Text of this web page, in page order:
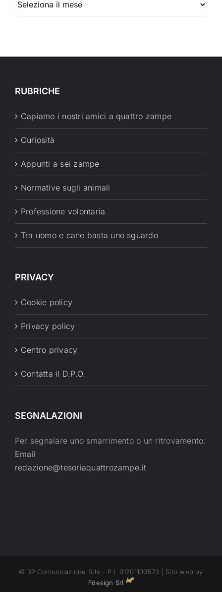
RUBRICHE
Capiamo i nostri amici a quattro zampe
Curiosità
Appunti a sei zampe
Normative sugli animali
Professione volontaria
Tra uomo e cane basta uno sguardo
PRIVACY
Cookie policy
Privacy policy
Centro privacy
Contatta il D.P.O.
SEGNALAZIONI
Per segnalare uno smarrimento o un ritrovamento:
Email
redazione@tesoriaquattrozampe.it
© 3P Comunicazione Srls - P.I. 01201100573 | Sito web by
Fdesign Srl